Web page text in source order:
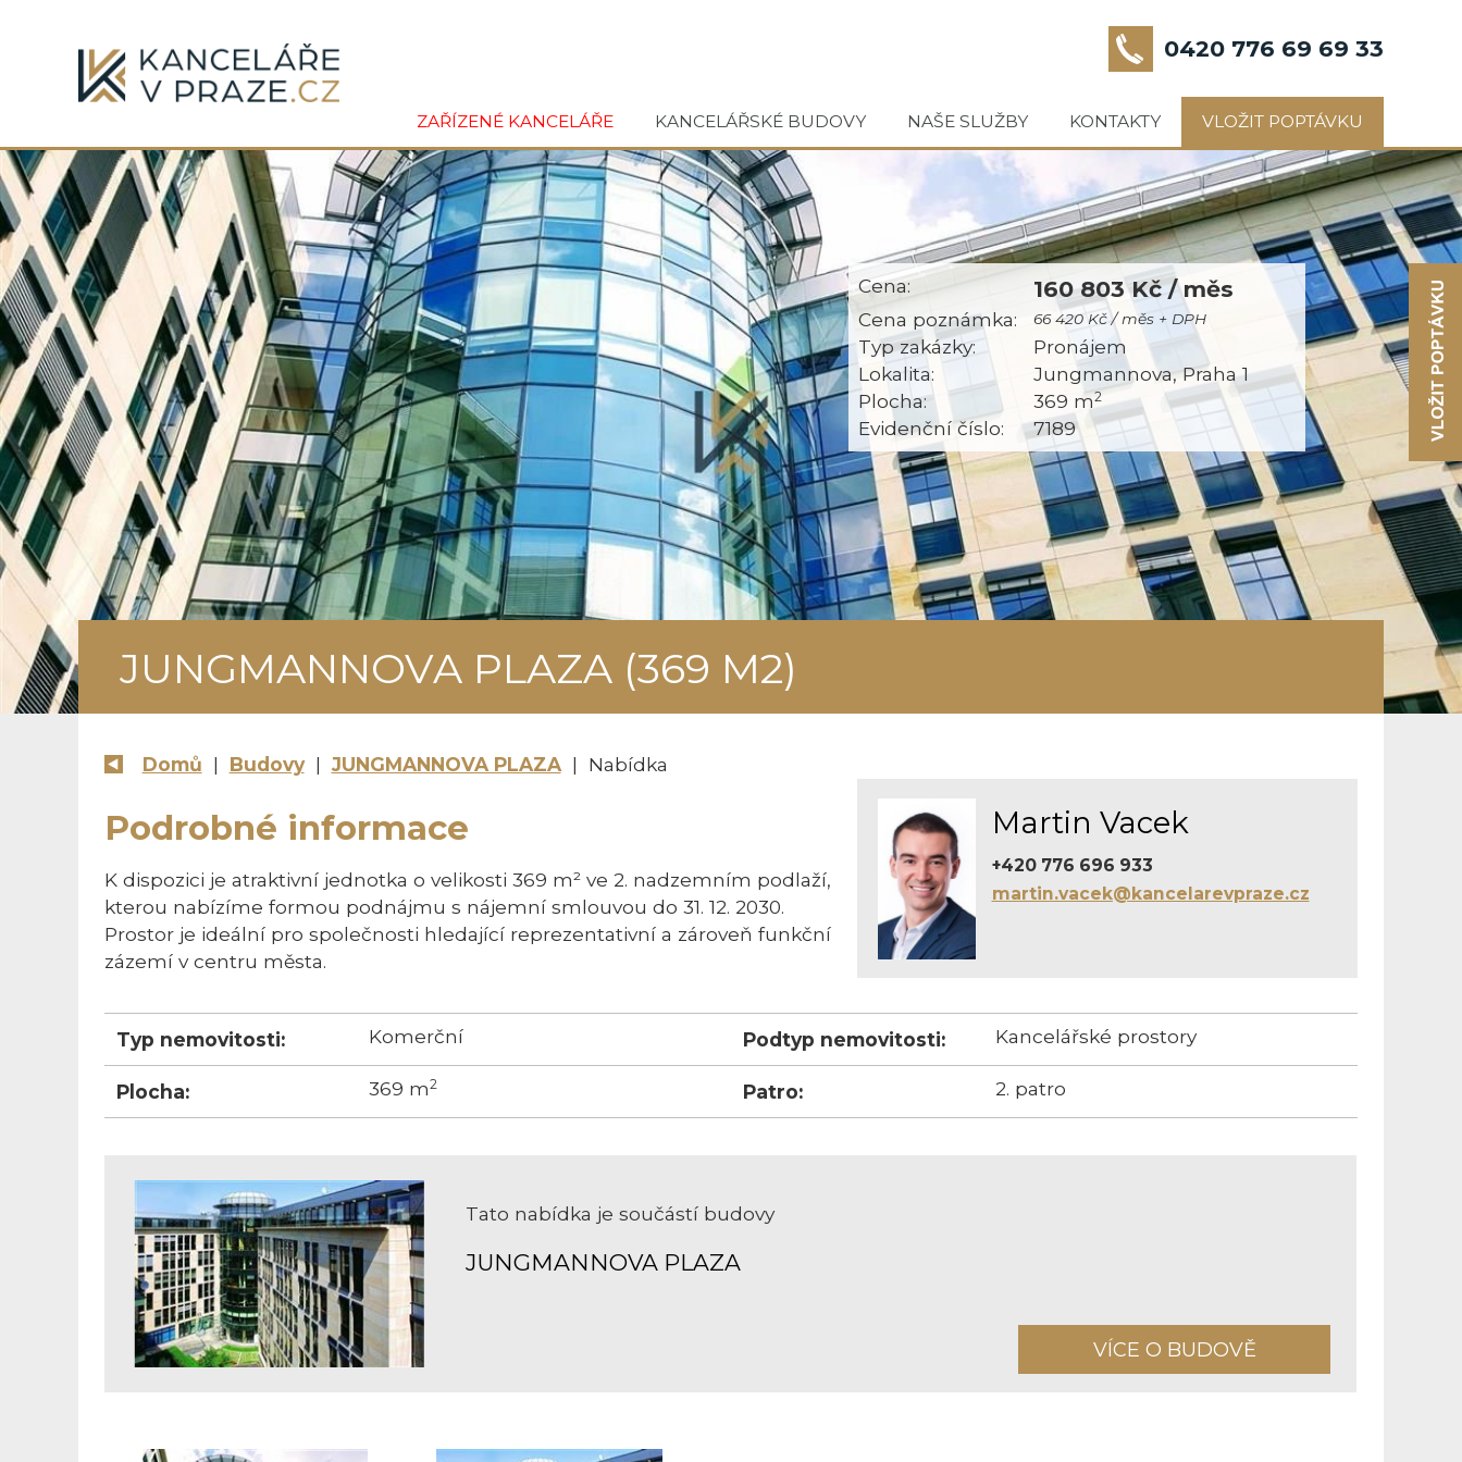
0420 776 69 69 33
ZAŘÍZENÉ KANCELÁŘE KANCELÁŘSKÉ BUDOVY NAŠE SLUŽBY KONTAKTY VLOŽIT POPTÁVKU
Cena: 160 803 Kč / měs
Cena poznámka: 66 420 Kč / měs + DPH
Typ zakázky:
Pronájem
Lokalita:
Jungmannova, Praha 1
Plocha:
369 m2
Evidenční číslo: 7189
JUNGMANNOVA PLAZA (369 M2)
Domů | Budovy| JUNGMANNOVA PLAZA| Nabídka
Martin Vacek
+420 776 696 933
martin.vacek@kancelarevpraze.cz
Podrobné informace
K dispozici je atraktivní jednotka o velikosti 369 m² ve 2. nadzemním podlaží,
kterou nabízíme formou podnájmu s nájemní smlouvou do 31. 12. 2030.
Prostor je ideální pro společnosti hledající reprezentativní a zároveň funkční
zázemí v centru města.
Typ nemovitosti: Komerční Podtyp nemovitosti: Kancelářské prostory
Plocha: 369 m2 Patro: 2. patro
Tato nabídka je součástí budovy
JUNGMANNOVA PLAZA
VÍCE O BUDOVĚ